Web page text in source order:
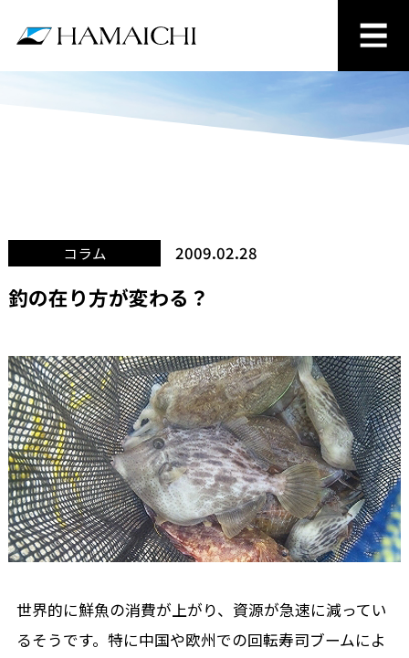
コラム 2009.02.28
釣の在り方が変わる？
世界的に鮮魚の消費が上がり、資源が急速に減ってい
るそうです。特に中国や欧州での回転寿司ブームによ